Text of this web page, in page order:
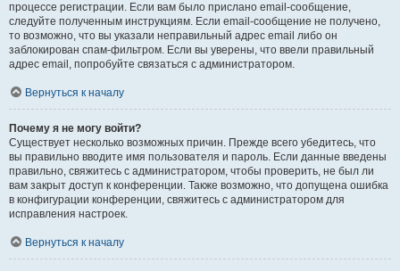
процессе регистрации. Если вам было прислано email-сообщение,
следуйте полученным инструкциям. Если email-сообщение не получено,
то возможно, что вы указали неправильный адрес email либо он
заблокирован спам-фильтром. Если вы уверены, что ввели правильный
адрес email, попробуйте связаться с администратором.
Вернуться к началу
Почему я не могу войти?
Существует несколько возможных причин. Прежде всего убедитесь, что
вы правильно вводите имя пользователя и пароль. Если данные введены
правильно, свяжитесь с администратором, чтобы проверить, не был ли
вам закрыт доступ к конференции. Также возможно, что допущена ошибка
в конфигурации конференции, свяжитесь с администратором для
исправления настроек.
Вернуться к началу